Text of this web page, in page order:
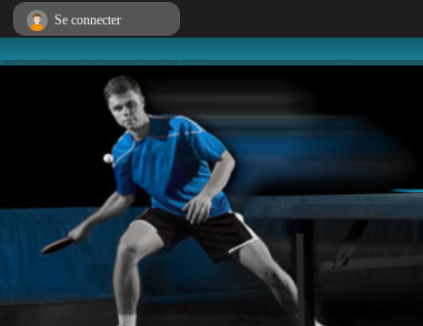
Se connecter
Panneau de gestion des cookies